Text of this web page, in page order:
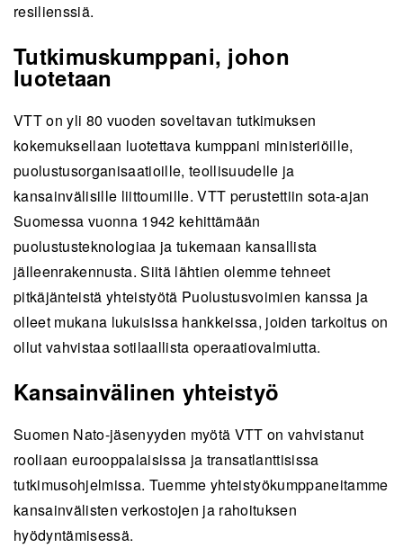
resilienssiä.
Tutkimuskumppani, johon
luotetaan
VTT on yli 80 vuoden soveltavan tutkimuksen
kokemuksellaan luotettava kumppani ministeriöille,
puolustusorganisaatioille, teollisuudelle ja
kansainvälisille liittoumille. VTT perustettiin sota-ajan
Suomessa vuonna 1942 kehittämään
puolustusteknologiaa ja tukemaan kansallista
jälleenrakennusta. Siitä lähtien olemme tehneet
pitkäjänteistä yhteistyötä Puolustusvoimien kanssa ja
olleet mukana lukuisissa hankkeissa, joiden tarkoitus on
ollut vahvistaa sotilaallista operaatiovalmiutta.
Kansainvälinen yhteistyö
Suomen Nato-jäsenyyden myötä VTT on vahvistanut
rooliaan eurooppalaisissa ja transatlanttisissa
tutkimusohjelmissa. Tuemme yhteistyökumppaneitamme
kansainvälisten verkostojen ja rahoituksen
hyödyntämisessä.